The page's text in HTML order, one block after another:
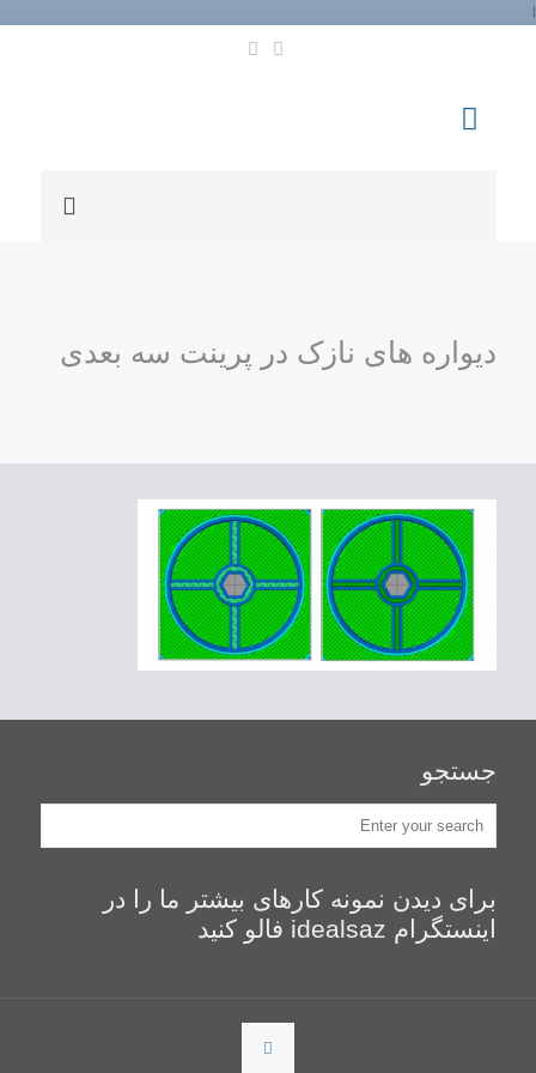
دیواره های نازک در پرینت سه بعدی
جستجو
برای دیدن نمونه کارهای بیشتر ما را در
اینستگرام idealsaz فالو کنید